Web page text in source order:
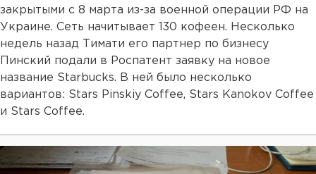
закрытыми с 8 марта из-за военной операции РФ на
Украине. Сеть начитывает 130 кофеен. Несколько
недель назад Тимати его партнер по бизнесу
Пинский подали в Роспатент заявку на новое
название Starbucks. В ней было несколько
вариантов: Stars Pinskiy Coffee, Stars Kanokov Coffee
и Stars Coffee.